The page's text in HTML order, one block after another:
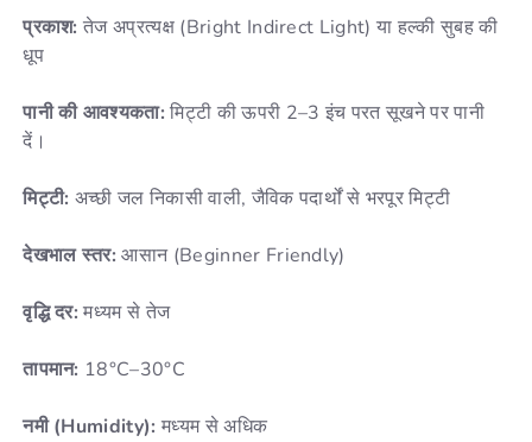
प्रकाश: तेज अप्रत्यक्ष (Bright Indirect Light) या हल्की सुबह की
धूप
पानी की आवश्यकता: मिट्टी की ऊपरी 2–3 इंच परत सूखने पर पानी
दें।
मिट्टी: अच्छी जल निकासी वाली, जैविक पदार्थों से भरपूर मिट्टी
देखभाल स्तर: आसान (Beginner Friendly)
वृद्धि दर: मध्यम से तेज
तापमान: 18°C–30°C
नमी (Humidity): मध्यम से अधिक